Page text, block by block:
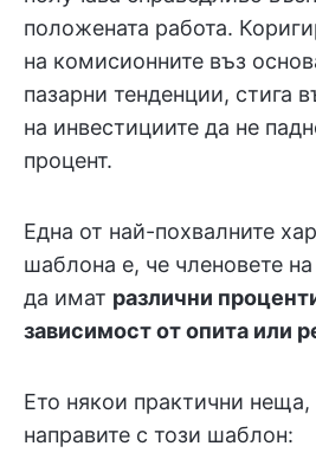
положената работа.
на комисионните въз
пазарни тенденции, стига
на инвестициите да не
процент.
Една от най-похвалните
шаблона е, че членовете
да имат различни
зависимост от опита или
Ето някои практични
направите с този шаблон: